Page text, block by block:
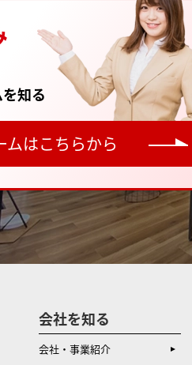
知る
ムはこちらから
会社を知る
会社・事業紹介